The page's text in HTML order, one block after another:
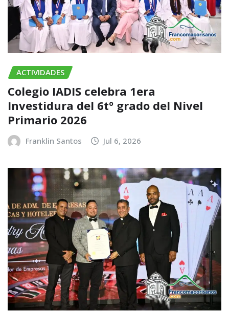
ACTIVIDADES
Colegio IADIS celebra 1era
Investidura del 6tº grado del Nivel
Primario 2026
Franklin Santos Jul 6, 2026